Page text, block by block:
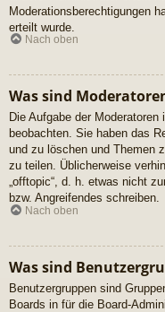
Moderationsberechtigungen
erteilt wurde.
Nach oben
Was sind
Die Aufgabe der
beobachten. Sie haben das
und zu löschen und Themen
zu teilen. Üblicherweise
„offtopic“, d. h. etwas nicht
bzw. Angreifendes schreiben.
Nach oben
Was sind
Benutzergruppen sind
Boards in für die Board-